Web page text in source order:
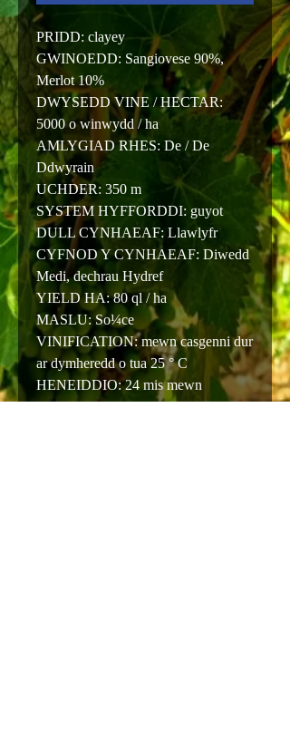
PRIDD: clayey
GWINOEDD: Sangiovese 90%,
Merlot 10%
DWYSEDD VINE / HECTAR:
5000 o winwydd / ha
AMLYGIAD RHES: De / De
Ddwyrain
UCHDER: 350 m
SYSTEM HYFFORDDI: guyot
DULL CYNHAEAF: Llawlyfr
CYFNOD Y CYNHAEAF: Diwedd
Medi, dechrau Hydref
YIELD HA: 80 ql / ha
MASLU: So¼ce
VINIFICATION: mewn casgenni dur
ar dymheredd o tua 25 ° C
HENEIDDIO: 24 mis mewn
casgenni pren 20 hl